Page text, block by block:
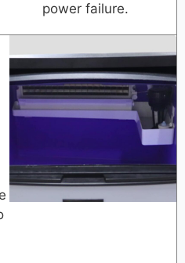
power failure.